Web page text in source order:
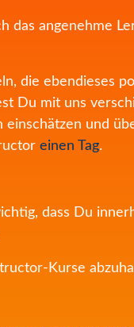
das angenehme
die ebendieses
Du mit uns
und
einen Tag.
dass Du
Kurse